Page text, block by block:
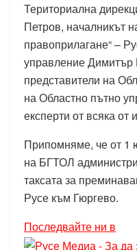
Териториална
Петров, началникът
правоприлагане“ –
управление Димитър
представители на
на Областно пътно
експерти от всяка от
Припомняме, че от 1
на БГТОЛ
таксата за
Русе към Гюргево.
Последвайте ни в